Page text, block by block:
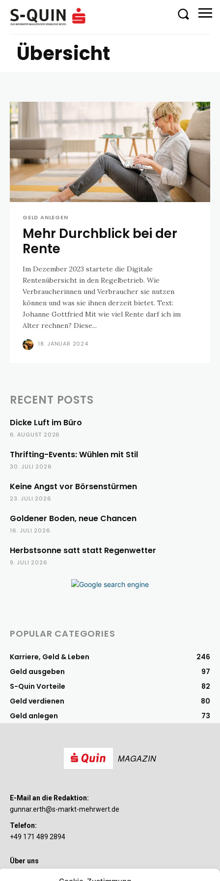
Übersicht
GELD ANLEGEN
Mehr Durchblick bei der
Rente
Im Dezember 2023 startete die Digitale
Rentenübersicht in den Regelbetrieb. Wie
Verbraucherinnen und Verbraucher sie nutzen
können und was sie ihnen derzeit bietet. Text:
Johanne Gottfried Mit wie viel Rente darf ich im
Alter rechnen? Diese...
18. JANUAR 2024
RECENT POSTS
Dicke Luft im Büro
6. AUGUST 2026
Thrifting-Events: Wühlen mit Stil
30. JULI 2026
Keine Angst vor Börsenstürmen
23. JULI 2026
Goldener Boden, neue Chancen
16. JULI 2026
Herbstsonne satt statt Regenwetter
9. JULI 2026
POPULAR CATEGORIES
Karriere, Geld & Leben
246
Geld ausgeben
97
S-Quin Vorteile
82
Geld verdienen
80
Geld anlegen
73
MAGAZIN
E-Mail an die Redaktion:
gunnar.erth@s-markt-mehrwert.de
Telefon:
+49 171 489 2894
Über uns